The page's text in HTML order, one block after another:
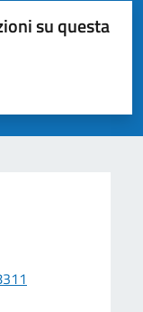
su questa